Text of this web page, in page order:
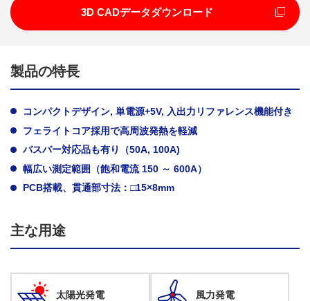
3D CADデータダウンロード
製品の特長
コンパクトデザイン, 単電源+5V, 入出力リファレンス機能付き
フェライトコア採用で高周波発熱を軽減
バスバー対応品も有り（50A, 100A)
幅広い測定範囲（飽和電流 150 ～ 600A）
PCB搭載、貫通部寸法：□15×8mm
主な用途
太陽光発電 風力発電